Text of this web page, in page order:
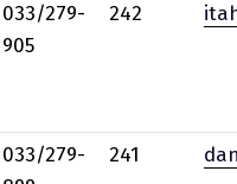
033/279-
905
242
033/279-
241